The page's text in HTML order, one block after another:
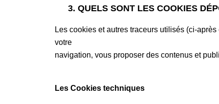
3. QUELS SONT LES COOKIES
Les cookies et autres traceurs utilisés (ci-
votre
navigation, vous proposer des contenus et
Les Cookies techniques